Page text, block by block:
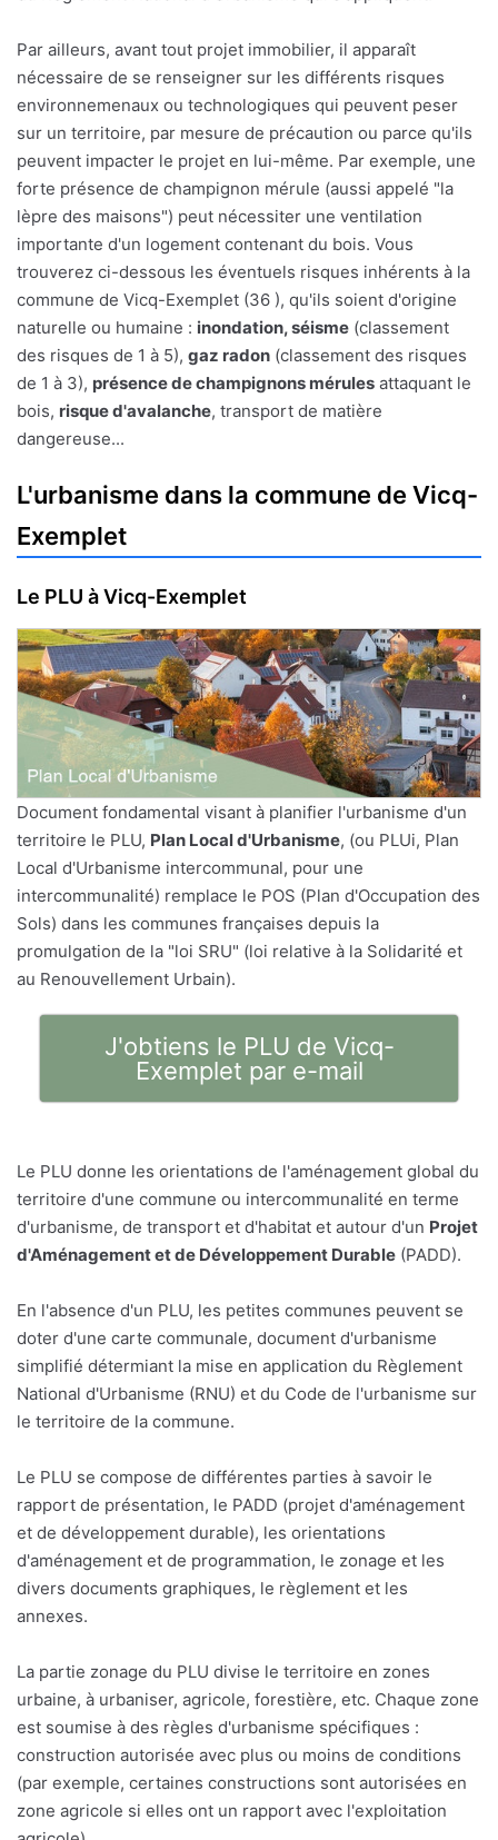
Par ailleurs, avant tout projet immobilier, il apparaît
nécessaire de se renseigner sur les différents risques
environnemenaux ou technologiques qui peuvent peser
sur un territoire, par mesure de précaution ou parce qu'ils
peuvent impacter le projet en lui-même. Par exemple, une
forte présence de champignon mérule (aussi appelé "la
lèpre des maisons") peut nécessiter une ventilation
importante d'un logement contenant du bois. Vous
trouverez ci-dessous les éventuels risques inhérents à la
commune de Vicq-Exemplet (36 ), qu'ils soient d'origine
naturelle ou humaine : inondation, séisme (classement
des risques de 1 à 5), gaz radon (classement des risques
de 1 à 3), présence de champignons mérules attaquant le
bois, risque d'avalanche, transport de matière
dangereuse...
L'urbanisme dans la commune de Vicq-
Exemplet
Le PLU à Vicq-Exemplet
Document fondamental visant à planifier l'urbanisme d'un
territoire le PLU, Plan Local d'Urbanisme, (ou PLUi, Plan
Local d'Urbanisme intercommunal, pour une
intercommunalité) remplace le POS (Plan d'Occupation des
Sols) dans les communes françaises depuis la
promulgation de la "loi SRU" (loi relative à la Solidarité et
au Renouvellement Urbain).
J'obtiens le PLU de Vicq-
Exemplet par e-mail
Le PLU donne les orientations de l'aménagement global du
territoire d'une commune ou intercommunalité en terme
d'urbanisme, de transport et d'habitat et autour d'un Projet
d'Aménagement et de Développement Durable (PADD).
En l'absence d'un PLU, les petites communes peuvent se
doter d'une carte communale, document d'urbanisme
simplifié détermiant la mise en application du Règlement
National d'Urbanisme (RNU) et du Code de l'urbanisme sur
le territoire de la commune.
Le PLU se compose de différentes parties à savoir le
rapport de présentation, le PADD (projet d'aménagement
et de développement durable), les orientations
d'aménagement et de programmation, le zonage et les
divers documents graphiques, le règlement et les
annexes.
La partie zonage du PLU divise le territoire en zones
urbaine, à urbaniser, agricole, forestière, etc. Chaque zone
est soumise à des règles d'urbanisme spécifiques :
construction autorisée avec plus ou moins de conditions
(par exemple, certaines constructions sont autorisées en
zone agricole si elles ont un rapport avec l'exploitation